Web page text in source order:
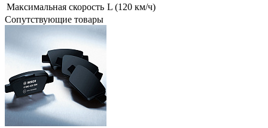
Максимальная скорость L (120 км/ч)
Сопутствующие товары